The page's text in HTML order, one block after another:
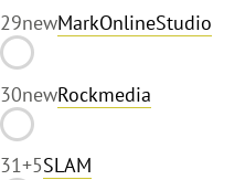
29newMarkOnlineStudio
30newRockmedia
31+5SLAM